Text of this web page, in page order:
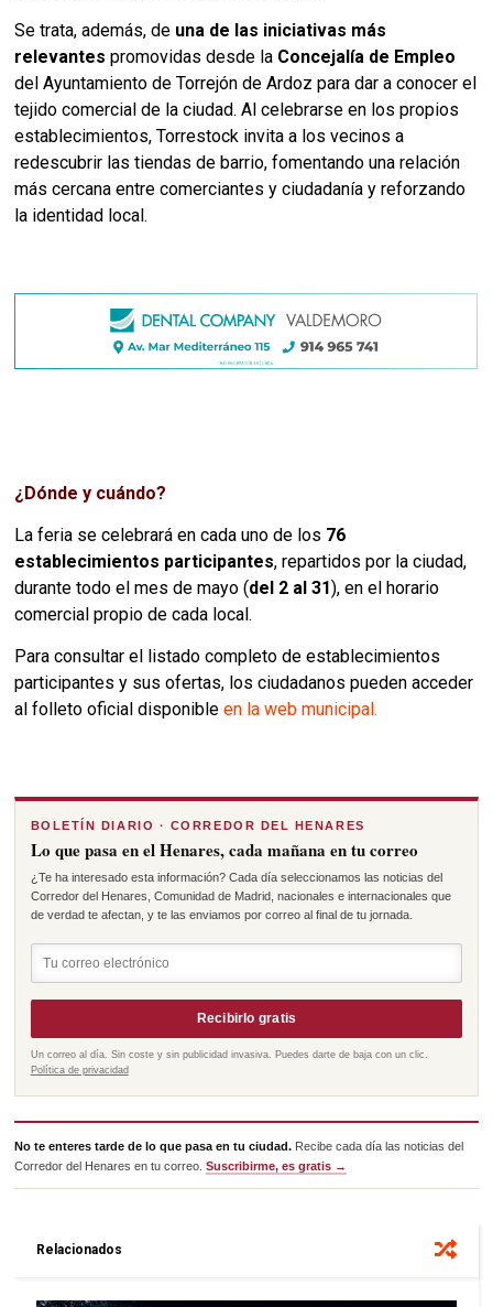
Se trata, además, de una de las iniciativas más
relevantes promovidas desde la Concejalía de Empleo
del Ayuntamiento de Torrejón de Ardoz para dar a conocer el
tejido comercial de la ciudad. Al celebrarse en los propios
establecimientos, Torrestock invita a los vecinos a
redescubrir las tiendas de barrio, fomentando una relación
más cercana entre comerciantes y ciudadanía y reforzando
la identidad local.
¿Dónde y cuándo?
La feria se celebrará en cada uno de los 76
establecimientos participantes, repartidos por la ciudad,
durante todo el mes de mayo (del 2 al 31), en el horario
comercial propio de cada local.
Para consultar el listado completo de establecimientos
participantes y sus ofertas, los ciudadanos pueden acceder
al folleto oficial disponibleen la web municipal.
BOLETÍN DIARIO · CORREDOR DEL HENARES
Lo que pasa en el Henares, cada mañana en tu correo
¿Te ha interesado esta información? Cada día seleccionamos las noticias del
Corredor del Henares, Comunidad de Madrid, nacionales e internacionales que
de verdad te afectan, y te las enviamos por correo al final de tu jornada.
Recibirlo gratis
Un correo al día. Sin coste y sin publicidad invasiva. Puedes darte de baja con un clic.
Política de privacidad
No te enteres tarde de lo que pasa en tu ciudad. Recibe cada día las noticias del
Corredor del Henares en tu correo.Suscribirme, es gratis →
Relacionados